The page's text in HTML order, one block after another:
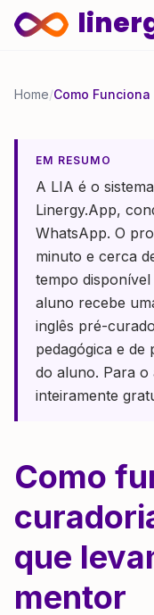
Home/Como Funciona
EM RESUMO
A LIA é o
Linergy.App,
WhatsApp. O
minuto e cerca
tempo
aluno recebe
inglês pré-
pedagógica e de
do aluno. Para
inteiramente
Como
que
mentor